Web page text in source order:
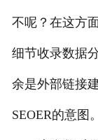
不呢？在这方
细节收录数据
余是外部链接
SEOER的意图。